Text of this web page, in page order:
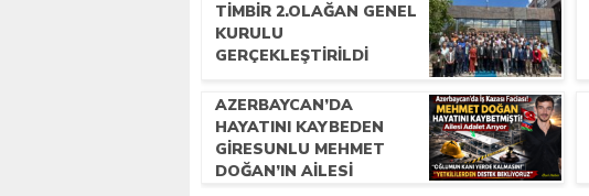
TİMBİR 2.OLAĞAN GENEL
KURULU
GERÇEKLEŞTIRILDI
AZERBAYCAN’DA
HAYATINI KAYBEDEN
GIRESUNLU MEHMET
DOĞAN’IN AILESI